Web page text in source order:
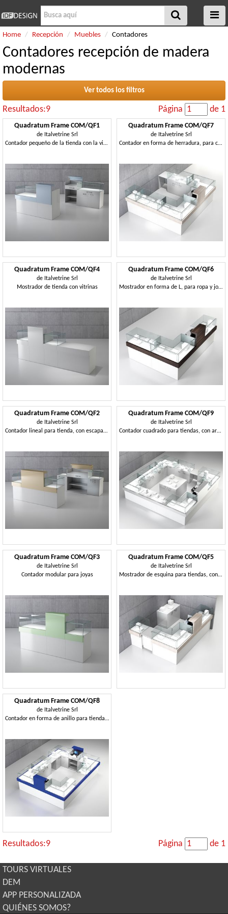
Home Recepción Muebles Contadores
Contadores recepción de madera
modernas
Ver todos los filtros
Resultados:9 Página de 1
Quadratum Frame COM/QF1
de Italvetrine Srl
Contador pequeño de la tienda con la vitrina con cerradura
Quadratum Frame COM/QF7
de Italvetrine Srl
Contador en forma de herradura, para centros comerciales
Quadratum Frame COM/QF4
de Italvetrine Srl
Mostrador de tienda con vitrinas
Quadratum Frame COM/QF6
de Italvetrine Srl
Mostrador en forma de L, para ropa y joyería
Quadratum Frame COM/QF2
de Italvetrine Srl
Contador lineal para tienda, con escaparate doble
Quadratum Frame COM/QF9
de Italvetrine Srl
Contador cuadrado para tiendas, con armario central
Quadratum Frame COM/QF3
de Italvetrine Srl
Contador modular para joyas
Quadratum Frame COM/QF5
de Italvetrine Srl
Mostrador de esquina para tiendas, con tres vitrinas
Quadratum Frame COM/QF8
de Italvetrine Srl
Contador en forma de anillo para tiendas de telefonía
Resultados:9 Página de 1
TOURS VIRTUALES
DEM
APP PERSONALIZADA
QUIÉNES SOMOS?